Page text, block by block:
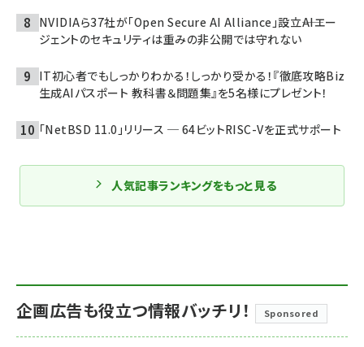
NVIDIAら37社が「Open Secure AI Alliance」設立――AIエー
ジェントのセキュリティは重みの非公開では守れない
IT初心者でもしっかりわかる！しっかり受かる！『徹底攻略Biz
生成AIパスポート 教科書＆問題集』を5名様にプレゼント！
「NetBSD 11.0」リリース ─ 64ビットRISC-Vを正式サポート
人気記事ランキングをもっと見る
企画広告も役立つ情報バッチリ！ Sponsored